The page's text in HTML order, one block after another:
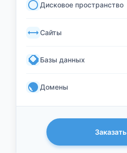
Дисковое пространство
Сайты
Базы данных
Домены
Заказать